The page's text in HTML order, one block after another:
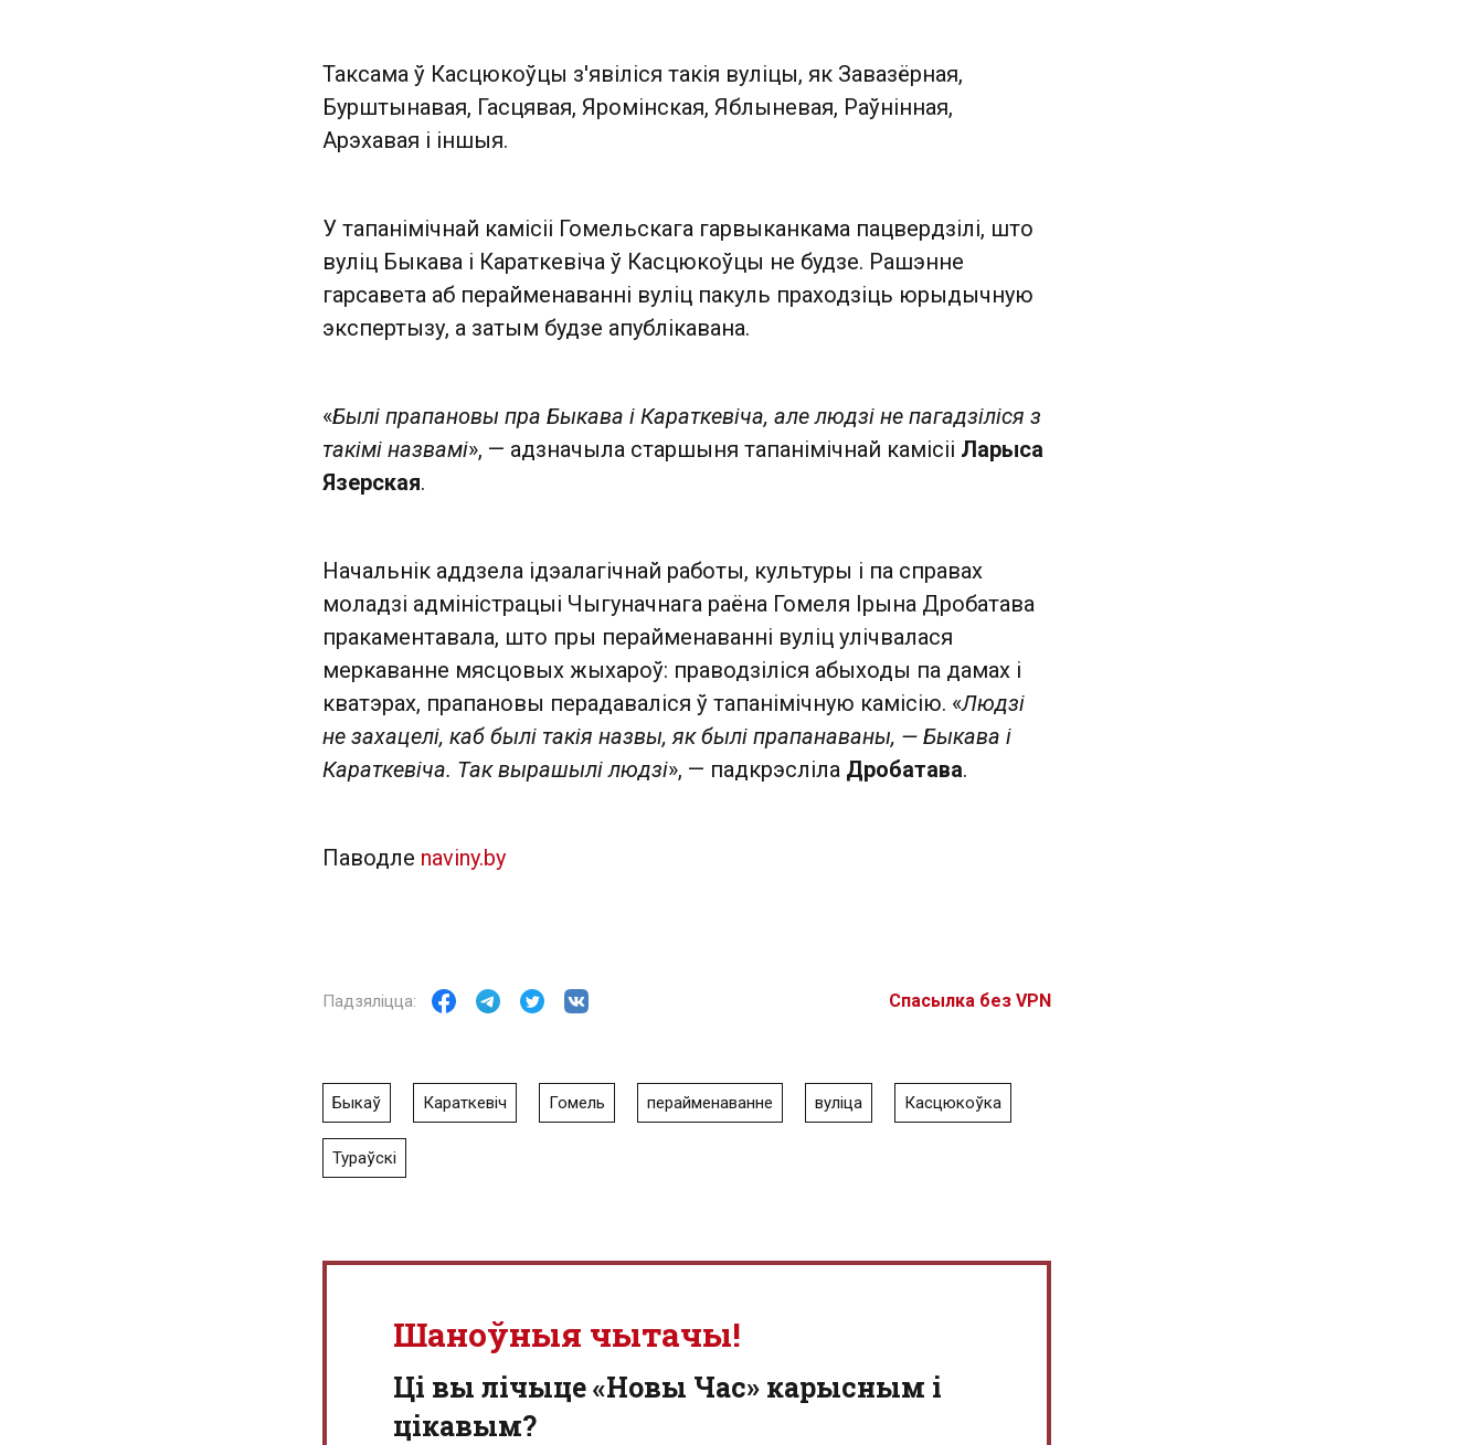
Таксама ў Касцюкоўцы з'явіліся такія вуліцы, як Завазёрная,
Бурштынавая, Гасцявая, Яромінская, Яблыневая, Раўнінная,
Арэхавая і іншыя.
У тапанімічнай камісіі Гомельскага гарвыканкама пацвердзілі, што
вуліц Быкава і Караткевіча ў Касцюкоўцы не будзе. Рашэнне
гарсавета аб перайменаванні вуліц пакуль праходзіць юрыдычную
экспертызу, а затым будзе апублікавана.
«Былі прапановы пра Быкава і Караткевіча, але людзі не пагадзіліся з
такімі назвамі», — адзначыла старшыня тапанімічнай камісіі Ларыса
Язерская.
Начальнік аддзела ідэалагічнай работы, культуры і па справах
моладзі адміністрацыі Чыгуначнага раёна Гомеля Ірына Дробатава
пракаментавала, што пры перайменаванні вуліц улічвалася
меркаванне мясцовых жыхароў: праводзіліся абыходы па дамах і
кватэрах, прапановы перадаваліся ў тапанімічную камісію. «Людзі
не захацелі, каб былі такія назвы, як былі прапанаваны, — Быкава і
Караткевіча. Так вырашылі людзі», — падкрэсліла Дробатава.
Паводле naviny.by
Спасылка без VPN
Быкаў Караткевіч Гомель перайменаванне вуліца Касцюкоўка
Тураўскі
Шаноўныя чытачы!
Ці вы лічыце «Новы Час» карысным і
цікавым?